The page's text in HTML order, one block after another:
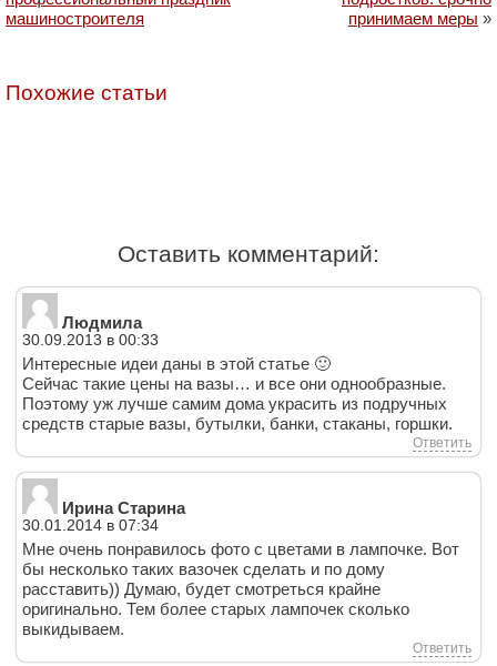
машиностроителя
принимаем меры »
Похожие статьи
Оставить комментарий:
Людмила
30.09.2013 в 00:33
Интересные идеи даны в этой статье 🙂
Сейчас такие цены на вазы… и все они однообразные.
Поэтому уж лучше самим дома украсить из подручных
средств старые вазы, бутылки, банки, стаканы, горшки.
Ответить
Ирина Старина
30.01.2014 в 07:34
Мне очень понравилось фото с цветами в лампочке. Вот
бы несколько таких вазочек сделать и по дому
расставить)) Думаю, будет смотреться крайне
оригинально. Тем более старых лампочек сколько
выкидываем.
Ответить